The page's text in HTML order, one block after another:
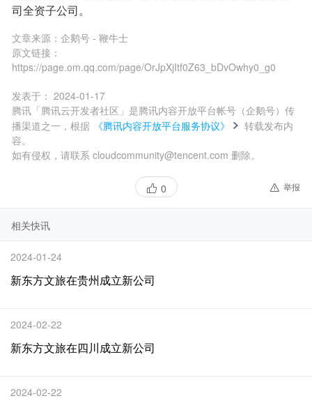
司全资子公司。
文章来源： 企鹅号 - 鞭牛士
原文链接：
https://page.om.qq.com/page/OrJpXjItf0Z63_bDvOwhy0_g0
发表于： 2024-01-17
腾讯「腾讯云开发者社区」是腾讯内容开放平台帐号（企鹅号）传
播渠道之一，根据
《腾讯内容开放平台服务协议》
转载发布内
容。
如有侵权，请联系 cloudcommunity@tencent.com 删除。
0 举报
相关快讯
2024-01-24
新东方文旅在贵州成立新公司
2024-02-22
新东方文旅在四川成立新公司
2024-02-22